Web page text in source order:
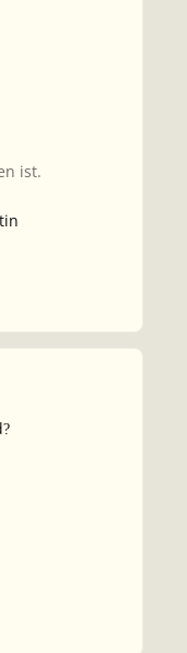
ist.
?